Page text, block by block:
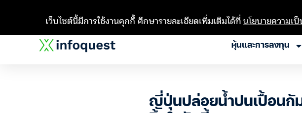
หุ้นและการลงทุน
ญี่ปุ่นปล่อยน้ำปนเปื้อนกั
เว็บไซต์นี้มีการใช้งานคุกกี้ ศึกษารายละเอียดเพิ่มเติมได้ที่นโยบายความเ